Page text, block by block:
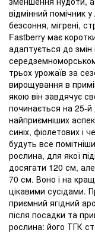
відмінний помічник
безсоння, мігрені,
Fastberry має
адаптується до
трьох урожаїв за
вирощування в
якою він завдячує
починається на 25-й
найприємніших
синіх, фіолетових і
будуть все
рослина, для якої
досягати 120 см,
70 см. Воно і на
цікавими сусідами.
приємний ягідний
після посадки та
рослина: його ТГК